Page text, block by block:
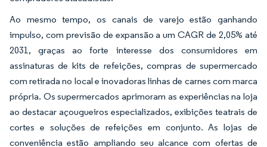
Ao mesmo tempo, os canais de varejo estão ganhando
impulso, com previsão de expansão a um CAGR de 2,05% até
2031, graças ao forte interesse dos consumidores em
assinaturas de kits de refeições, compras de supermercado
com retirada no local e inovadoras linhas de carnes com marca
própria. Os supermercados aprimoram as experiências na loja
ao destacar açougueiros especializados, exibições teatrais de
cortes e soluções de refeições em conjunto. As lojas de
conveniência estão ampliando seu alcance com ofertas de